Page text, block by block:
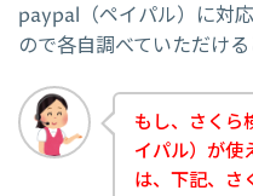
paypal（ペイパル）に対
ので各自調べていただける
もし、さくら
イパル）が使
は、下記、さ